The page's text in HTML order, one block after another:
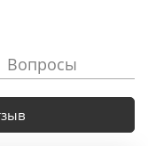
Вопросы